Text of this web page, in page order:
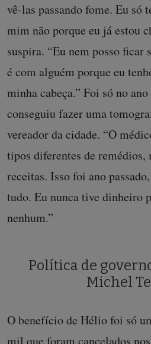
vê-las passando fome. Eu só
mim não porque eu já estou
suspira. “Eu nem posso ficar
é com alguém porque eu
minha cabeça.” Foi só no ano
conseguiu fazer uma
vereador da cidade. “O
tipos diferentes de remédios,
receitas. Isso foi ano
tudo. Eu nunca tive dinheiro
nenhum.”
Política de
Michel
O benefício de Hélio foi só
mil que foram cancelados